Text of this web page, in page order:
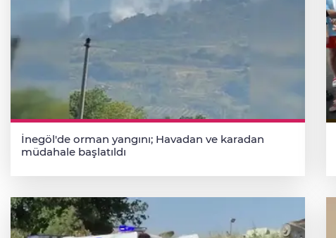
İnegöl'de orman yangını; Havadan ve karadan
müdahale başlatıldı